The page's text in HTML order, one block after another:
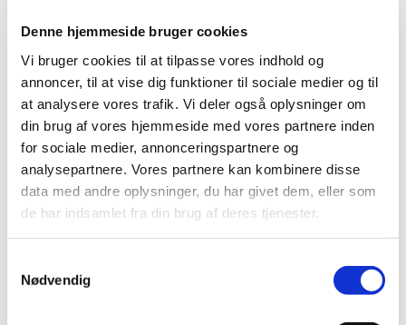
Denne hjemmeside bruger cookies
Vi bruger cookies til at tilpasse vores indhold og
annoncer, til at vise dig funktioner til sociale medier og til
at analysere vores trafik. Vi deler også oplysninger om
din brug af vores hjemmeside med vores partnere inden
for sociale medier, annonceringspartnere og
analysepartnere. Vores partnere kan kombinere disse
data med andre oplysninger, du har givet dem, eller som
de har indsamlet fra din brug af deres tjenester.
Nødvendig
Ubehandlet 30x180x2000-4200 mm
Pris: SPØRG - kr. / m².
Lud og hvidolie 30x180x2000-4200 mm
Pris: SPØRG kr. / m²
Kanon pris, her får du virkelig valuta for pengene.